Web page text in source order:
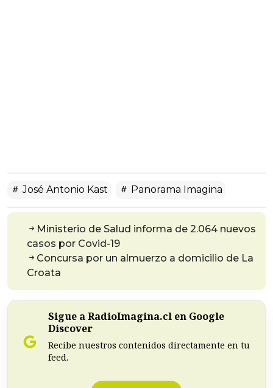
José Antonio Kast Panorama Imagina
Ministerio de Salud informa de 2.064 nuevos
casos por Covid-19
Concursa por un almuerzo a domicilio de La
Croata
Sigue a RadioImagina.cl en Google
Discover
Recibe nuestros contenidos directamente en tu
feed.